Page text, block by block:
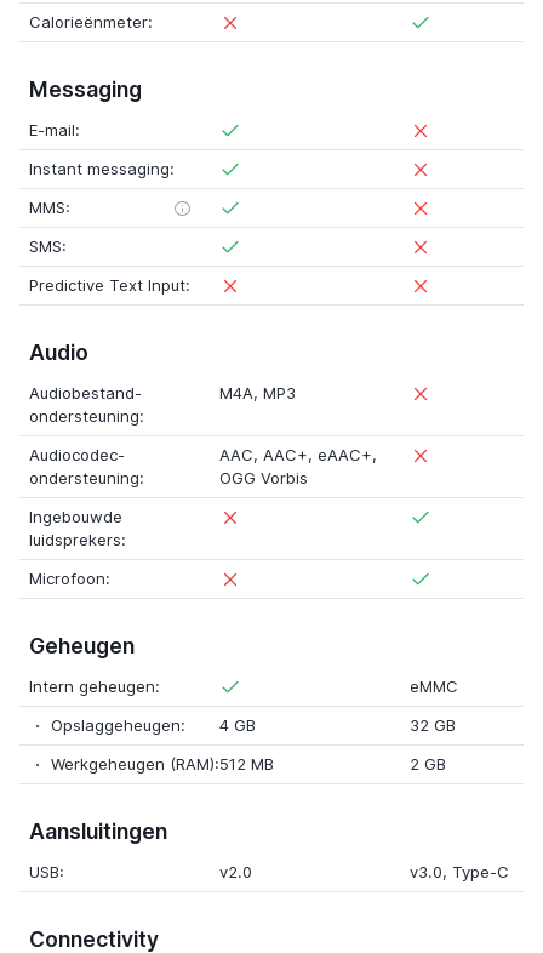
Calorieënmeter:
Messaging
E-mail:
Instant messaging:
MMS:
SMS:
Predictive Text Input:
Audio
Audiobestand-
ondersteuning:
M4A, MP3
Audiocodec-
ondersteuning:
AAC, AAC+, eAAC+,
OGG Vorbis
Ingebouwde
luidsprekers:
Microfoon:
Geheugen
Intern geheugen:
eMMC
Opslaggeheugen:
4 GB
32 GB
Werkgeheugen (RAM):512 MB 2 GB
Aansluitingen
USB: v2.0 v3.0, Type-C
Connectivity